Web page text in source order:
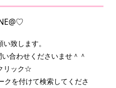
致します。
合わせくださいませ＾＾
リック☆
を付けて検索してくださ